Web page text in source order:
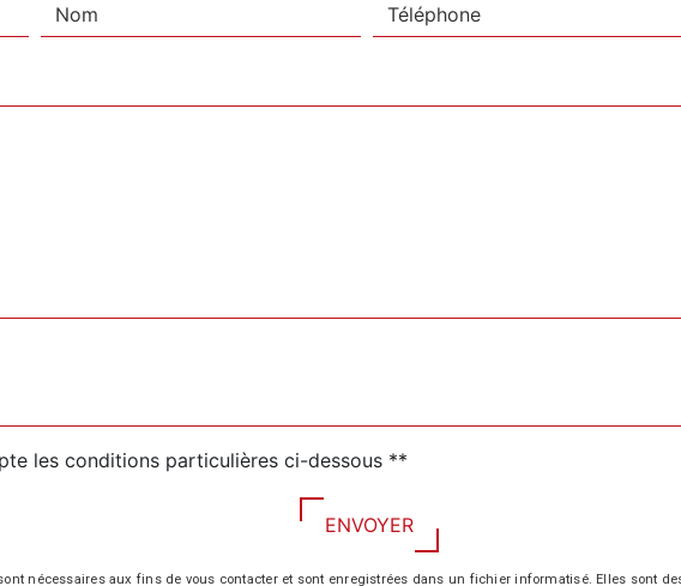
les conditions particulières ci-dessous **
ENVOYER
nécessaires aux fins de vous contacter et sont enregistrées dans un fichier informatisé. Elles sont